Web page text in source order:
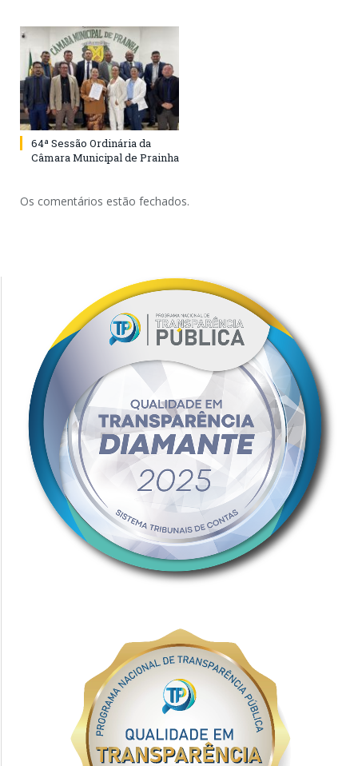
64ª Sessão Ordinária da
Câmara Municipal de Prainha
Os comentários estão fechados.